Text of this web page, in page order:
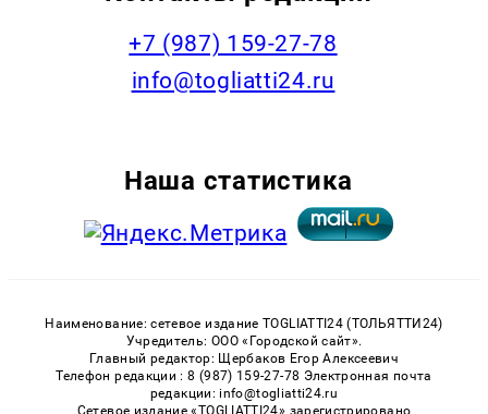
+7 (987) 159-27-78
info@togliatti24.ru
Наша статистика
Наименование: сетевое издание TOGLIATTI24 (ТОЛЬЯТТИ24)
Учредитель: ООО «Городской сайт».
Главный редактор: Щербаков Егор Алексеевич
Телефон редакции : 8 (987) 159-27-78 Электронная почта
редакции: info@togliatti24.ru
Сетевое издание «TOGLIATTI24» зарегистрировано